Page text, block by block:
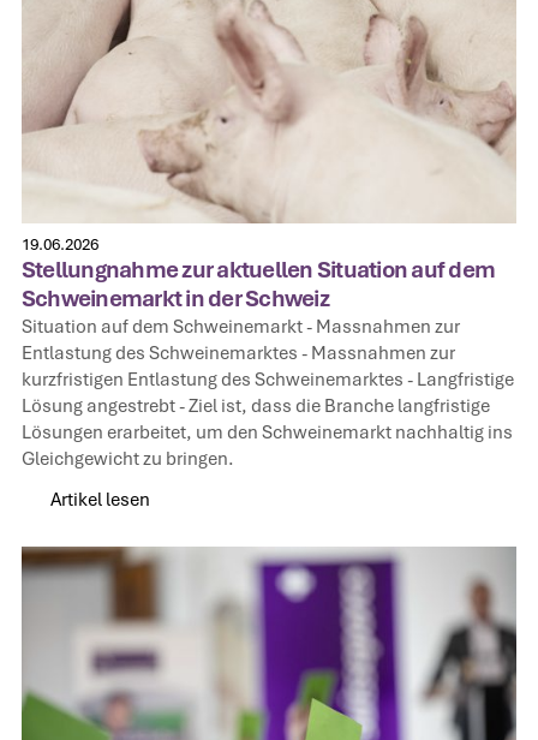
19.06.2026
Stellungnahme zur aktuellen Situation auf dem
Schweinemarkt in der Schweiz
Situation auf dem Schweinemarkt‍ - Massnahmen zur
Entlastung des Schweinemarktes‍ - Massnahmen zur
kurzfristigen Entlastung des Schweinemarktes‍ - Langfristige
Lösung angestrebt‍ - Ziel ist, dass die Branche langfristige
Lösungen erarbeitet, um den Schweinemarkt nachhaltig ins
Gleichgewicht zu bringen.
Artikel lesen